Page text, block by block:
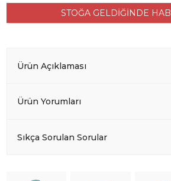
STOĞA GELDİĞİNDE
Ürün Açıklaması
Ürün Yorumları
Sıkça Sorulan Sorular